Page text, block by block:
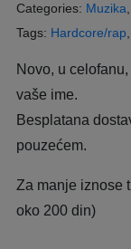
Categories: Muzika
Tags: Hardcore/rap
Novo, u
vaše ime.
Besplatana
pouzećem.
Za manje iznose
oko 200 din)